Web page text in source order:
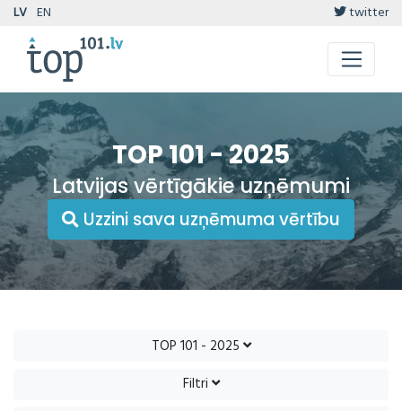
LV EN twitter
TOP 101 - 2025
Latvijas vērtīgākie uzņēmumi
Uzzini sava uzņēmuma vērtību
TOP 101 - 2025
Filtri